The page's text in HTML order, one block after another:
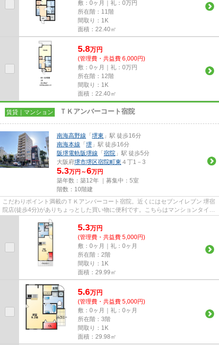
敷：0ヶ月｜礼：0万円
所在階：11階
間取り：1K
面積：22.40㎡
5.8万円
(管理費・共益費 6,000円)
敷：0ヶ月｜礼：0万円
所在階：12階
間取り：1K
面積：22.40㎡
賃貸｜マンション ＴＫアンバーコート宿院
南海高野線 「 堺東 」駅 徒歩16分
南海本線 「 堺 」駅 徒歩16分
阪堺電軌阪堺線 「 宿院 」駅 徒歩5分
大阪府堺市堺区宿院町東 ４丁1－3
5.3万円～6万円
築年数：築12年 ｜募集中： 5室
階数：10階建
こだわりポイント満載のＴＫアンバーコート宿院。近くにはセブンイレブン 堺宿
院店(徒歩4分)がありちょっとした買い物に便利です。こちらはマンションタイプ
になります。地上10階建て...
5.3万円
(管理費・共益費 5,000円)
敷：0ヶ月｜礼：0ヶ月
所在階：2階
間取り：1K
面積：29.99㎡
5.6万円
(管理費・共益費 5,000円)
敷：0ヶ月｜礼：0ヶ月
所在階：3階
間取り：1K
面積：29.98㎡